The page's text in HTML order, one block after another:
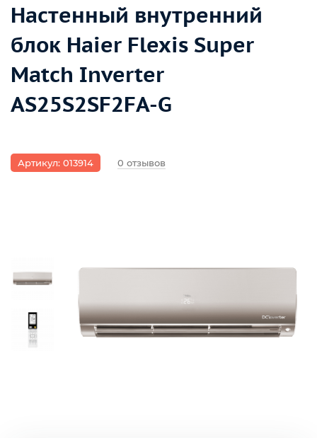
Настенный внутренний
блок Haier Flexis Super
Match Inverter
AS25S2SF2FA-G
Артикул: 013914 0 отзывов